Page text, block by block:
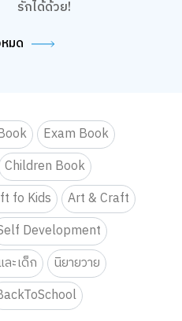
มด
Exam Book
Children Book
fo Kids
Art & Craft
Development
ะเด็ก
นิยายวาย